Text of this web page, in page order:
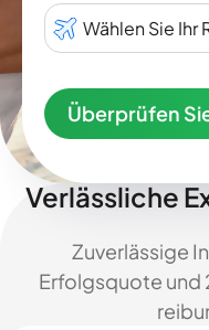
Wählen Sie Ihr
Überprüfen
Verlässliche
Zuverlässige
Erfolgsquote und